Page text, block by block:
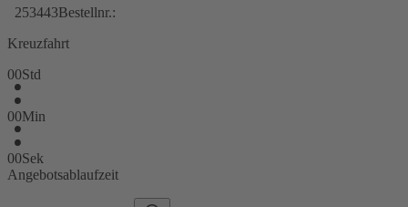
253443Bestellnr.:
Kreuzfahrt
00Std
00Min
00Sek
Angebotsablaufzeit